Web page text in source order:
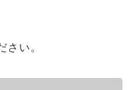
さい。